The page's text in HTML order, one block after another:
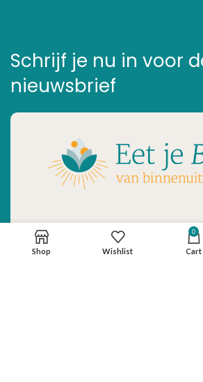
Schrijf je nu in voor
nieuwsbrief
Inschrijven
Ontvang de laatste
Shop Wishlist
0
Cart